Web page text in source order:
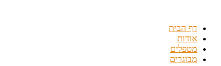
דף הבית
אודות
מטפלים
מבוגרים